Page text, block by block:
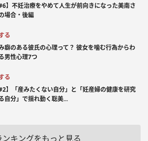
#6】不妊治療をやめて人生が前向きになった美南さ
場合・後編
る
癖のある彼氏の心理って？ 彼女を噛む行為からわ
男性心理7つ
る
#2】「産みたくない自分」と「妊産婦の健康を研究
自分」で揺れ動く聡美...
ンキングをもっと見る